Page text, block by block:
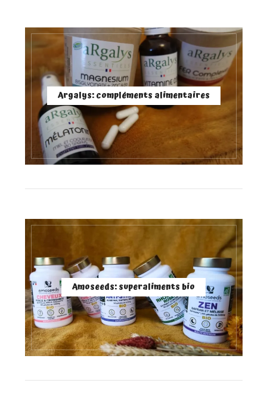
Argalys: compléments alimentaires
Amoseeds: superaliments bio